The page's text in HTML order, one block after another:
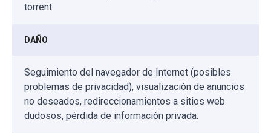
torrent.
DAÑO
Seguimiento del navegador de Internet (posibles
problemas de privacidad), visualización de anuncios
no deseados, redireccionamientos a sitios web
dudosos, pérdida de información privada.